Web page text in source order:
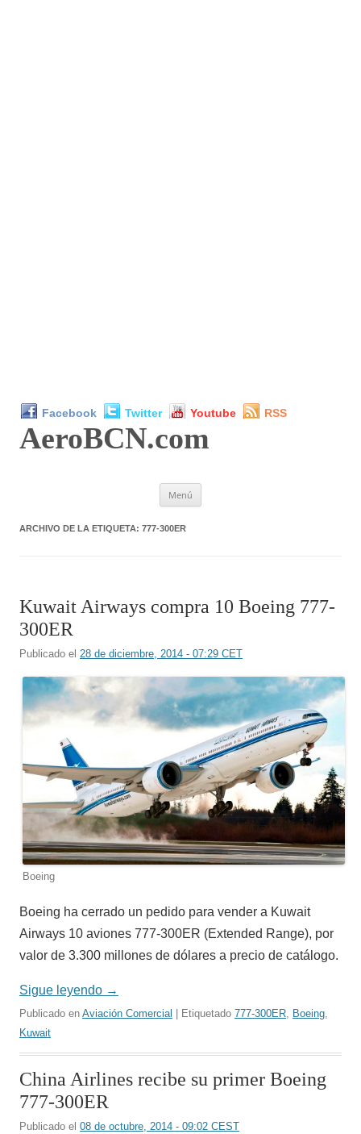
Facebook Twitter Youtube RSS
AeroBCN.com
Menú
ARCHIVO DE LA ETIQUETA: 777-300ER
Kuwait Airways compra 10 Boeing 777-
300ER
Publicado el 28 de diciembre, 2014 - 07:29 CET
Boeing
Boeing ha cerrado un pedido para vender a Kuwait
Airways 10 aviones 777-300ER (Extended Range), por
valor de 3.300 millones de dólares a precio de catálogo.
Sigue leyendo →
Publicado en Aviación Comercial | Etiquetado 777-300ER, Boeing,
Kuwait
China Airlines recibe su primer Boeing
777-300ER
Publicado el 08 de octubre, 2014 - 09:02 CEST